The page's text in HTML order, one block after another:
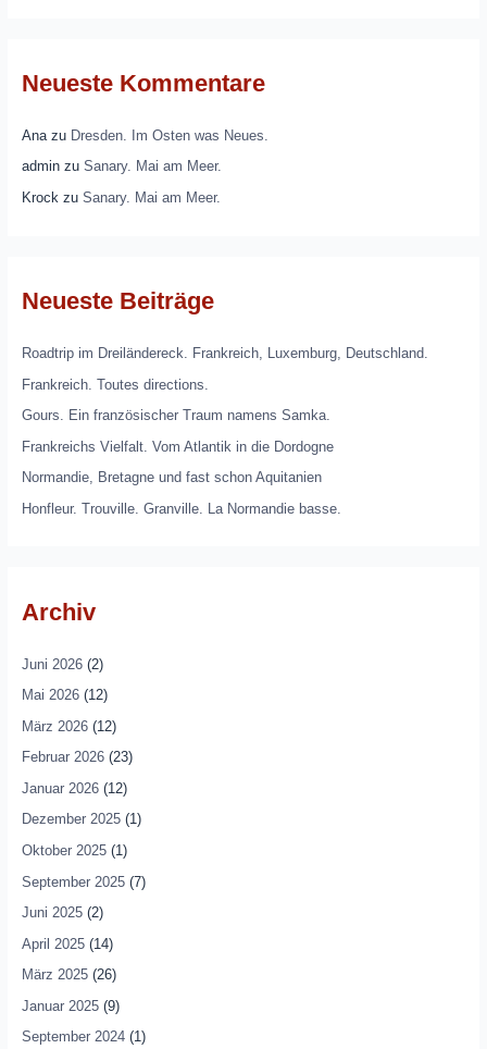
Neueste Kommentare
Anazu Dresden. Im Osten was Neues.
adminzu Sanary. Mai am Meer.
Krockzu Sanary. Mai am Meer.
Neueste Beiträge
Roadtrip im Dreiländereck. Frankreich, Luxemburg, Deutschland.
Frankreich. Toutes directions.
Gours. Ein französischer Traum namens Samka.
Frankreichs Vielfalt. Vom Atlantik in die Dordogne
Normandie, Bretagne und fast schon Aquitanien
Honfleur. Trouville. Granville. La Normandie basse.
Archiv
Juni 2026(2)
Mai 2026(12)
März 2026(12)
Februar 2026(23)
Januar 2026(12)
Dezember 2025(1)
Oktober 2025(1)
September 2025(7)
Juni 2025(2)
April 2025(14)
März 2025(26)
Januar 2025(9)
September 2024(1)